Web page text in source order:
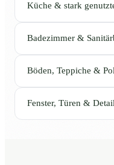
Küche & stark
Badezimmer &
Böden, Teppiche &
Fenster, Türen &